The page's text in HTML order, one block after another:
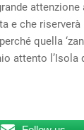
e che
quella
l’Isola